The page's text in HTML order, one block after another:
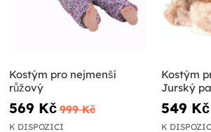
Kostým pro nejmenší
růžový
569 Kč 999 Kč
K DISPOZICI
Kostým
Jurský
549 Kč
K